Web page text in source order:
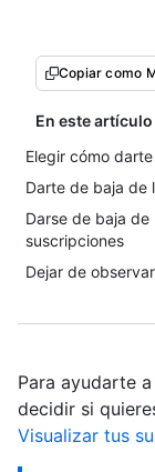
Copiar como
En este artículo
Elegir cómo
Darte de baja de
Darse de baja
suscripciones
Dejar de
Para ayudarte
decidir si
Visualizar tus